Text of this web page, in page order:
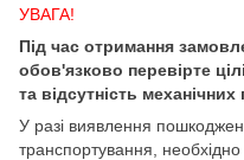
УВАГА!
Під час отримання
обов'язково перевірте
та відсутність
У разі виявлення
транспортування, необхідно